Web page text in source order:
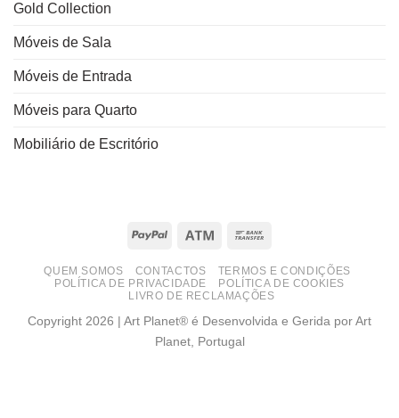
Gold Collection
Móveis de Sala
Móveis de Entrada
Móveis para Quarto
Mobiliário de Escritório
PayPal Atm
QUEM SOMOS CONTACTOS
TERMOS E CONDIÇÕES
POLÍTICA DE PRIVACIDADE
POLÍTICA DE COOKIES
LIVRO DE RECLAMAÇÕES
Copyright 2026 | Art Planet® é Desenvolvida e Gerida por Art
Planet, Portugal